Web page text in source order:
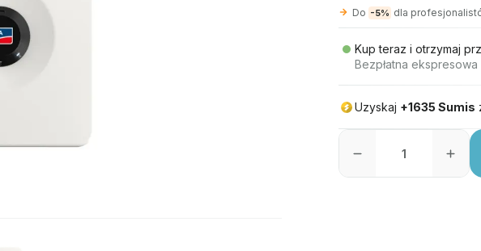
Do -5% dla
Kup teraz i otrzymaj
Bezpłatna
Uzyskaj +1635 Sumis